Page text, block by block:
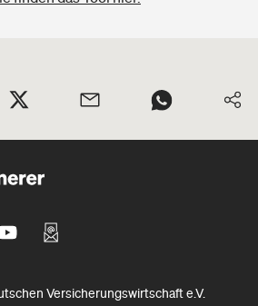
Versicherungswirtschaft e.V.